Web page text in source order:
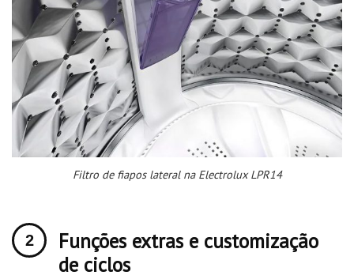
Filtro de fiapos lateral na Electrolux LPR14
Funções extras e customização
de ciclos